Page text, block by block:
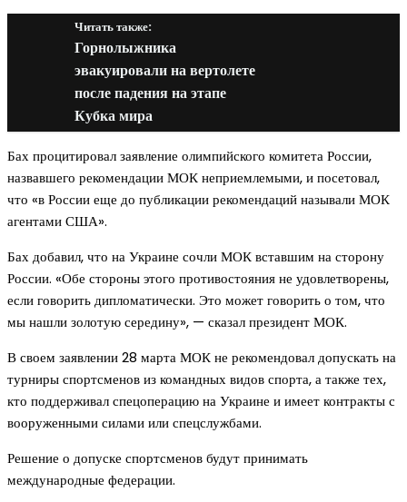
Читать также:
Горнолыжника
эвакуировали на вертолете
после падения на этапе
Кубка мира
Бах процитировал заявление олимпийского комитета России,
назвавшего рекомендации МОК неприемлемыми, и посетовал,
что «в России еще до публикации рекомендаций называли МОК
агентами США».
Бах добавил, что на Украине сочли МОК вставшим на сторону
России. «Обе стороны этого противостояния не удовлетворены,
если говорить дипломатически. Это может говорить о том, что
мы нашли золотую середину», — сказал президент МОК.
В своем заявлении 28 марта МОК не рекомендовал допускать на
турниры спортсменов из командных видов спорта, а также тех,
кто поддерживал спецоперацию на Украине и имеет контракты с
вооруженными силами или спецслужбами.
Решение о допуске спортсменов будут принимать
международные федерации.